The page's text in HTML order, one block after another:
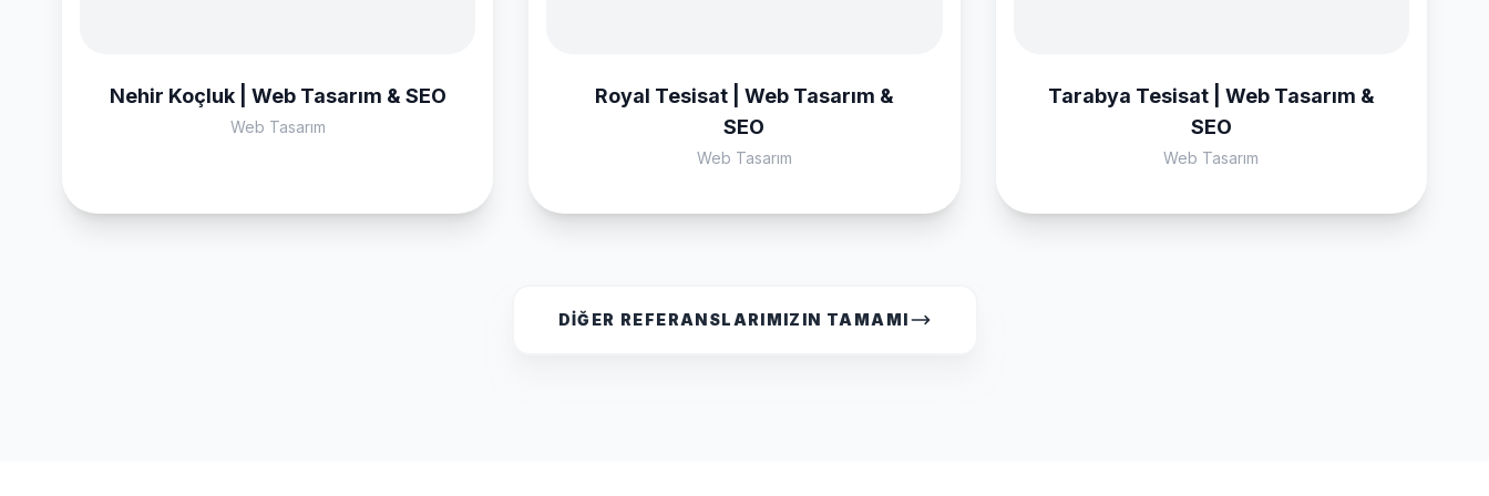
Nehir Koçluk | Web Tasarım & SEO
Web Tasarım
Royal Tesisat | Web Tasarım &
SEO
Web Tasarım
Tarabya Tesisat | Web Tasarım &
SEO
Web Tasarım
DIĞER REFERANSLARIMIZIN TAMAMI